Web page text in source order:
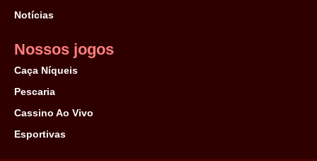
Notícias
Nossos jogos
Caça Níqueis
Pescaria
Cassino Ao Vivo
Esportivas